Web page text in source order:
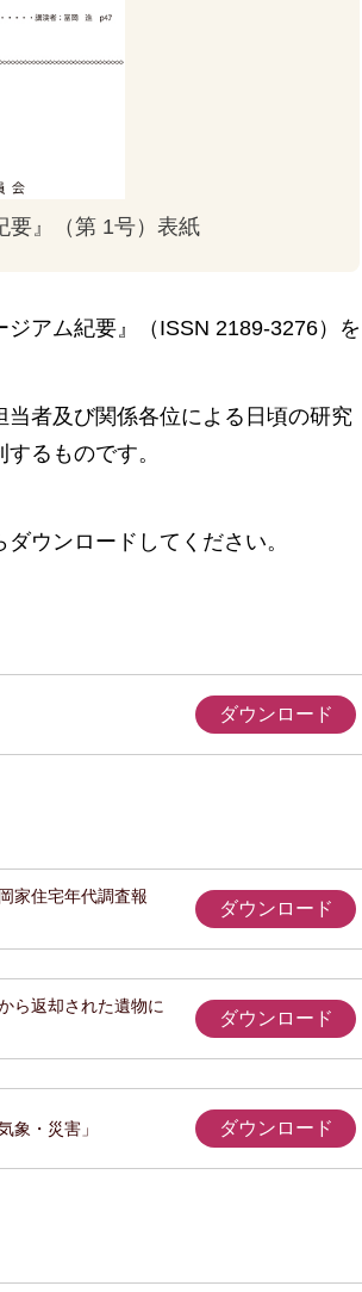
要』（第 1号）表紙
アム紀要』（ISSN 2189-3276）を
者及び関係各位による日頃の研究
るものです。
ウンロードしてください。
ダウンロード
家住宅年代調査報
ダウンロード
ら返却された遺物に
ダウンロード
象・災害」 ダウンロード